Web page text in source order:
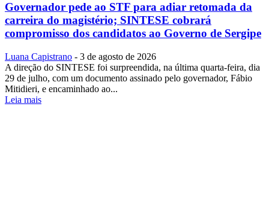
Governador pede ao STF para adiar retomada da
carreira do magistério; SINTESE cobrará
compromisso dos candidatos ao Governo de Sergipe
Luana Capistrano - 3 de agosto de 2026
A direção do SINTESE foi surpreendida, na última quarta-feira, dia
29 de julho, com um documento assinado pelo governador, Fábio
Mitidieri, e encaminhado ao...
Leia mais